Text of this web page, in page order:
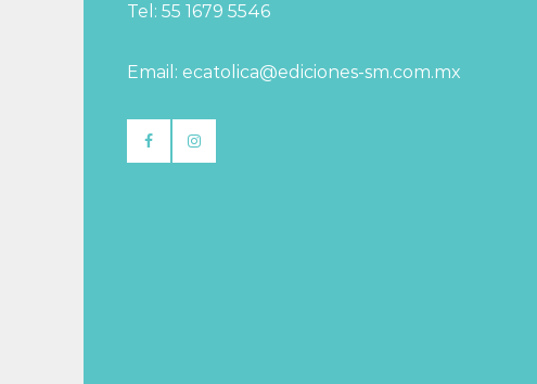
Tel: 55 1679 5546
Email: ecatolica@ediciones-sm.com.mx